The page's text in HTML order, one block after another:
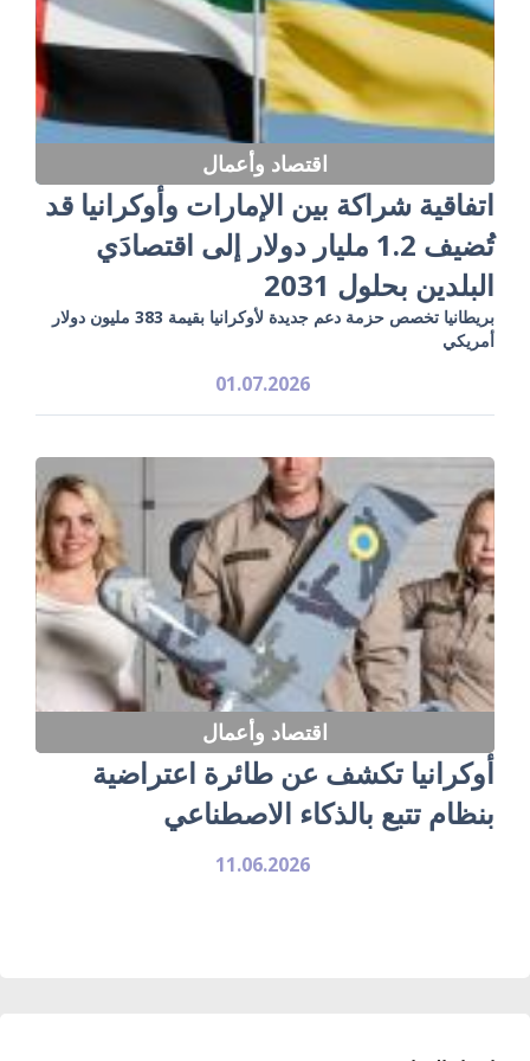
اقتصاد وأعمال
اتفاقية شراكة بين الإمارات وأوكرانيا قد
تُضيف 1.2 مليار دولار إلى اقتصادَي
البلدين بحلول 2031
بريطانيا تخصص حزمة دعم جديدة لأوكرانيا بقيمة 383 مليون دولار
أمريكي
01.07.2026
اقتصاد وأعمال
أوكرانيا تكشف عن طائرة اعتراضية
بنظام تتبع بالذكاء الاصطناعي
11.06.2026